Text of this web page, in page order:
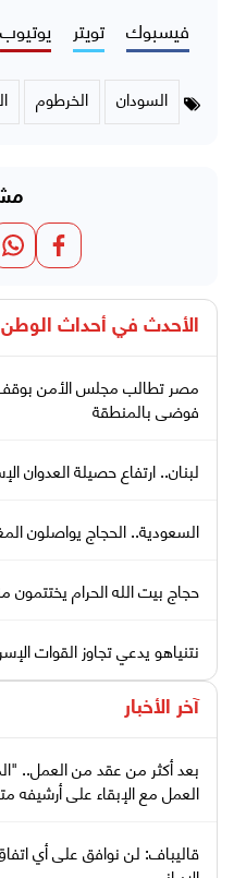
فيسبوك تويتر يوتيوب
السودان الخرطوم
الأحدث في أحداث الوطن
مصر تطالب مجلس الأمن بوقف
فوضى بالمنطقة
لبنان.. ارتفاع حصيلة العدوان
السعودية.. الحجاج يواصلون
حجاج بيت الله الحرام
نتنياهو يدعي تجاوز القوات
آخر الأخبار
بعد أكثر من عقد من العمل..
العمل مع الإبقاء على أرشيفه
قاليباف: لن نوافق على أي